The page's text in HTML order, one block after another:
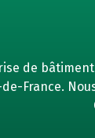
de
de-France.